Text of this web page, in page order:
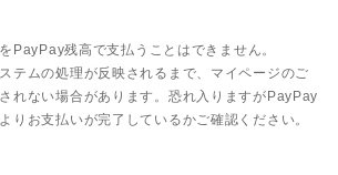
PayPay残高で支払うことはできません。
テムの処理が反映されるまで、マイページのご
れない場合があります。恐れ入りますがPayPay
りお支払いが完了しているかご確認ください。